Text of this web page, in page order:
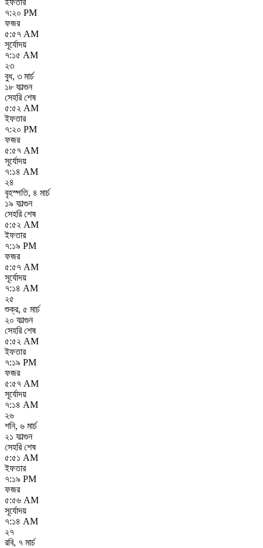
৭:২০ PM
ফজর
৫:৫৭ AM
সূর্যোদয়
৭:১৫ AM
২৩
বুধ, ৩ মার্চ
১৮ ফাল্গুন
সেহরি শেষ
৫:৫২ AM
ইফতার
৭:২০ PM
ফজর
৫:৫৭ AM
সূর্যোদয়
৭:১৪ AM
২৪
বৃহস্পতি, ৪ মার্চ
১৯ ফাল্গুন
সেহরি শেষ
৫:৫২ AM
ইফতার
৭:১৯ PM
ফজর
৫:৫৭ AM
সূর্যোদয়
৭:১৪ AM
২৫
শুক্র, ৫ মার্চ
২০ ফাল্গুন
সেহরি শেষ
৫:৫২ AM
ইফতার
৭:১৯ PM
ফজর
৫:৫৭ AM
সূর্যোদয়
৭:১৪ AM
২৬
শনি, ৬ মার্চ
২১ ফাল্গুন
সেহরি শেষ
৫:৫১ AM
ইফতার
৭:১৯ PM
ফজর
৫:৫৬ AM
সূর্যোদয়
৭:১৪ AM
২৭
রবি, ৭ মার্চ